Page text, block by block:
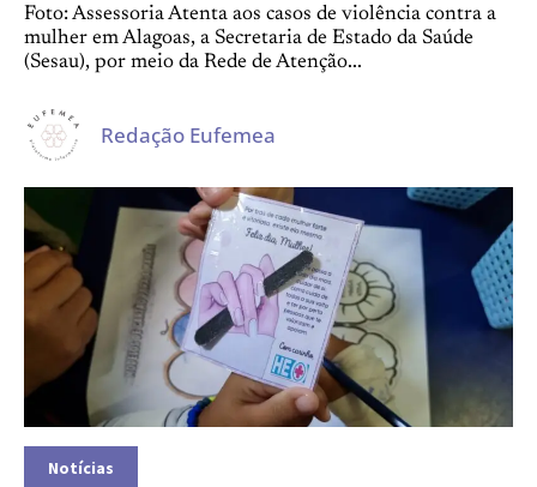
Foto: Assessoria Atenta aos casos de violência contra a
mulher em Alagoas, a Secretaria de Estado da Saúde
(Sesau), por meio da Rede de Atenção...
Redação Eufemea
Notícias